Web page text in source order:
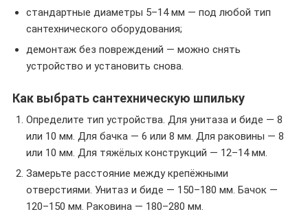
стандартные диаметры 5–14 мм — под любой тип
сантехнического оборудования;
демонтаж без повреждений — можно снять
устройство и установить снова.
Как выбрать сантехническую шпильку
Определите тип устройства. Для унитаза и биде — 8
или 10 мм. Для бачка — 6 или 8 мм. Для раковины — 8
или 10 мм. Для тяжёлых конструкций — 12–14 мм.
Замерьте расстояние между крепёжными
отверстиями. Унитаз и биде — 150–180 мм. Бачок —
120–150 мм. Раковина — 180–280 мм.